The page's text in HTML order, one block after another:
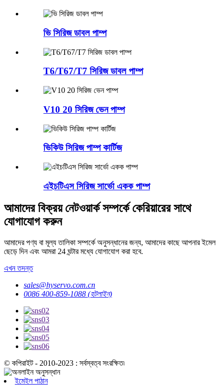
ভি সিরিজ ডাবল পাম্প
T6/T67/T7 সিরিজ ডাবল পাম্প
V10 20 সিরিজ ভেন পাম্প
ভিকিউ সিরিজ পাম্প কার্টিজ
এইচটিএস সিরিজ সার্ভো একক পাম্প
আমাদের বিক্রয় নেটওয়ার্ক সম্পর্কে কেরিয়ারের সাথে
যোগাযোগ করুন
আমাদের পণ্য বা মূল্য তালিকা সম্পর্কে অনুসন্ধানের জন্য, আমাদের কাছে আপনার ইমেল
ছেড়ে দিন এবং আমরা 24 ঘন্টার মধ্যে যোগাযোগ করা হবে.
এখন তদন্ত
sales@hyservo.com.cn
0086 400-859-1088 (হটলাইন)
© কপিরাইট - 2010-2023 : সর্বস্বত্ব সংরক্ষিত৷
ইমেইল পাঠান